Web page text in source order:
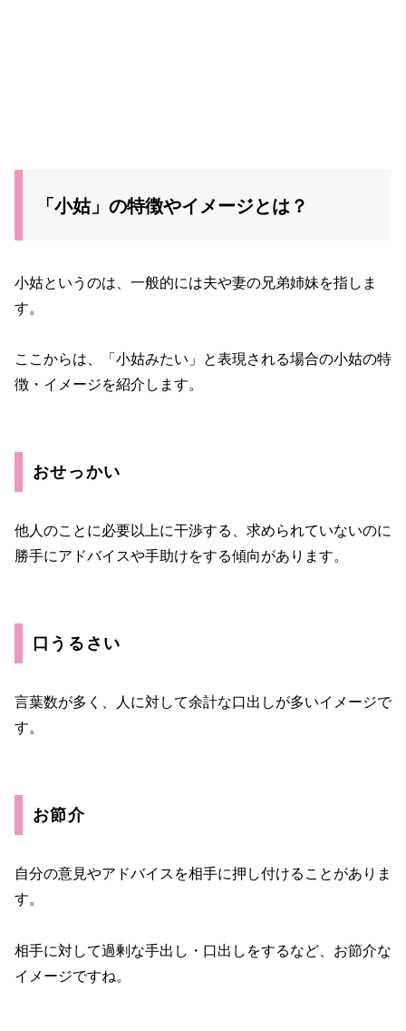
「小姑」の特徴やイメージとは？
小姑というのは、一般的には夫や妻の兄弟姉妹を指しま
す。
ここからは、「小姑みたい」と表現される場合の小姑の特
徴・イメージを紹介します。
おせっかい
他人のことに必要以上に干渉する、求められていないのに
勝手にアドバイスや手助けをする傾向があります。
口うるさい
言葉数が多く、人に対して余計な口出しが多いイメージで
す。
お節介
自分の意見やアドバイスを相手に押し付けることがありま
す。
相手に対して過剰な手出し・口出しをするなど、お節介な
イメージですね。